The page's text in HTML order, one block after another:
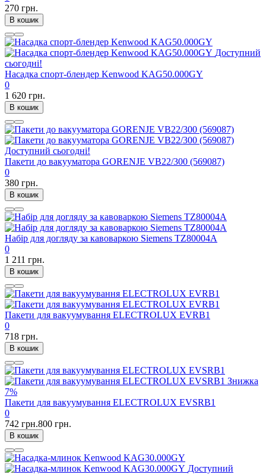
270 грн.
В кошик
Доступний
сьогодні!
Насадка спорт-блендер Kenwood KAG50.000GY
0
1 620 грн.
В кошик
Доступний сьогодні!
Пакети до вакууматора GORENJE VB22/300 (569087)
0
380 грн.
В кошик
Набір для догляду за кавоваркою Siemens TZ80004A
0
1 211 грн.
В кошик
Пакети для вакуумування ELECTROLUX EVRB1
0
718 грн.
В кошик
Знижка
7%
Пакети для вакуумування ELECTROLUX EVSRB1
0
742 грн.800 грн.
В кошик
Доступний